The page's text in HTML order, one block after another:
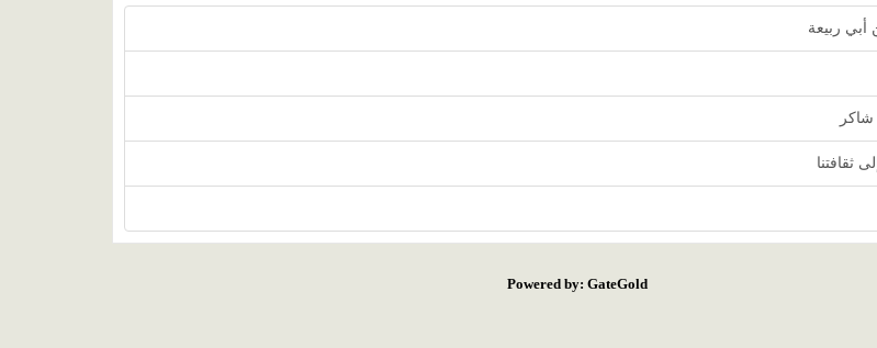
ربيعة
ثقافتنا
Powered by: GateGold